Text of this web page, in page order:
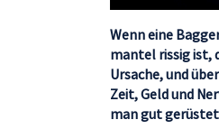
Wenn eine
mantel rissig ist,
Ursache, und
Zeit, Geld und
man gut